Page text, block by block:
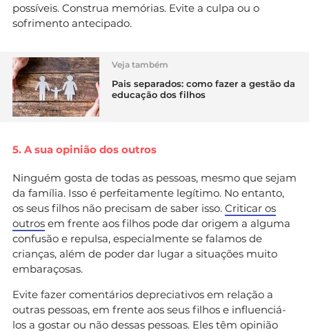
possíveis. Construa memórias. Evite a culpa ou o
sofrimento antecipado.
Veja também
Pais separados: como fazer a gestão da
educação dos filhos
5. A sua opinião dos outros
Ninguém gosta de todas as pessoas, mesmo que sejam
da família. Isso é perfeitamente legítimo. No entanto,
os seus filhos não precisam de saber isso. Criticar os
outros em frente aos filhos pode dar origem a alguma
confusão e repulsa, especialmente se falamos de
crianças, além de poder dar lugar a situações muito
embaraçosas.
Evite fazer comentários depreciativos em relação a
outras pessoas, em frente aos seus filhos e influenciá-
los a gostar ou não dessas pessoas. Eles têm opinião